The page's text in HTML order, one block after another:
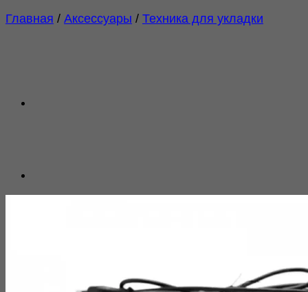
Главная / Аксессуары / Техника для укладки